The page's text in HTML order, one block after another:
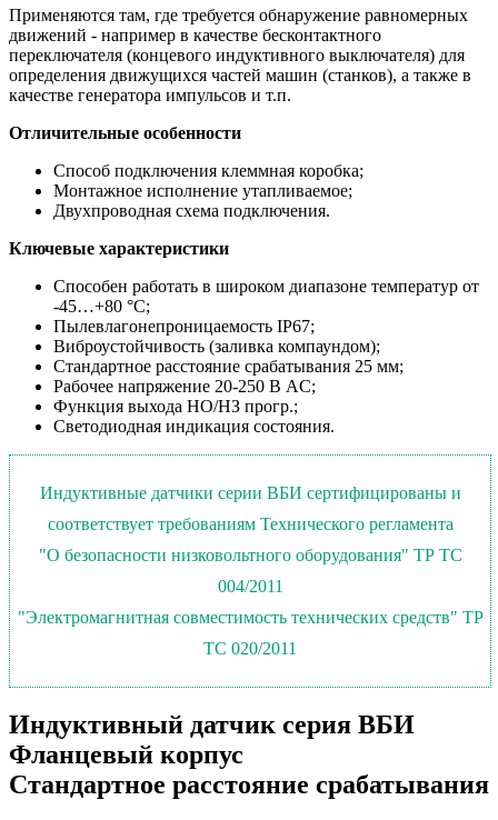
Применяются там, где требуется обнаружение равномерных
движений - например в качестве бесконтактного
переключателя (концевого индуктивного выключателя) для
определения движущихся частей машин (станков), а также в
качестве генератора импульсов и т.п.
Отличительные особенности
Способ подключения клеммная коробка;
Монтажное исполнение утапливаемое;
Двухпроводная схема подключения.
Ключевые характеристики
Способен работать в широком диапазоне температур от
-45…+80 °С;
Пылевлагонепроницаемость IP67;
Виброустойчивость (заливка компаундом);
Стандартное расстояние срабатывания 25 мм;
Рабочее напряжение 20-250 В AC;
Функция выхода НО/НЗ прогр.;
Светодиодная индикация состояния.
Индуктивные датчики серии ВБИ сертифицированы и
соответствует требованиям Технического регламента
"О безопасности низковольтного оборудования" ТР ТС
004/2011
"Электромагнитная совместимость технических средств" ТР
ТС 020/2011
Индуктивный датчик серия ВБИ
Фланцевый корпус
Стандартное расстояние срабатывания